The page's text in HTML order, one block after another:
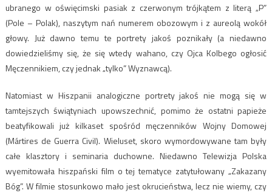
ubranego w oświęcimski pasiak z czerwonym trójkątem z literą „P”
(Pole – Polak), naszytym nań numerem obozowym i z aureolą wokół
głowy. Już dawno temu te portrety jakoś poznikały (a niedawno
dowiedzieliśmy się, że się wtedy wahano, czy Ojca Kolbego ogłosić
Męczennikiem, czy jednak „tylko” Wyznawcą).
Natomiast w Hiszpanii analogiczne portrety jakoś nie mogą się w
tamtejszych świątyniach upowszechnić, pomimo że ostatni papieże
beatyfikowali już kilkaset spośród męczenników Wojny Domowej
(Mártires de Guerra Civil). Wieluset, skoro wymordowywane tam były
całe klasztory i seminaria duchowne. Niedawno Telewizja Polska
wyemitowała hiszpański film o tej tematyce zatytułowany „Zakazany
Bóg”. W filmie stosunkowo mało jest okrucieństwa, lecz nie wiemy, czy